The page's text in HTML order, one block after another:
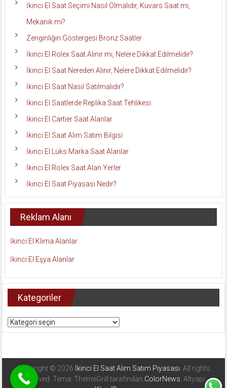
İkinci El Saat Seçimi Nasıl Olmalıdır, Kuvars Saat mi,
Mekanik mi?
Zenginliğin Göstergesi Bronz Saatler
İkinci El Rolex Saat Alınır mı, Nelere Dikkat Edilmelidir?
İkinci El Saat Nereden Alınır, Nelere Dikkat Edilmelidir?
İkinci El Saat Nasıl Satılmalıdır?
İkinci El Saatlerde Replika Saat Tehlikesi
İkinci El Cartier Saat Alanlar
İkinci El Saat Alım Satım Bilgisi
İkinci El Lüks Marka Saat Alanlar
İkinci El Rolex Saat Alan Yerler
İkinci El Saat Piyasası Nedir?
Reklam Alanı
İkinci El Klima Alanlar
İkinci El Eşya Alanlar
Kategoriler
Kategoriler
Copyright © 2026 İkinci El Saat Alım Satım Piyasası. All rights
reserved. Tema: ThemeGrill tarafından ColorNews. Altyapı